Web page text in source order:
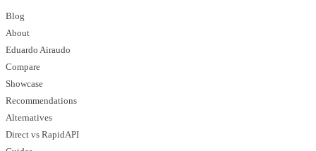
Blog
About
Eduardo Airaudo
Compare
Showcase
Recommendations
Alternatives
Direct vs RapidAPI